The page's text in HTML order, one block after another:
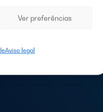
Ver preferências
Aviso legal
de